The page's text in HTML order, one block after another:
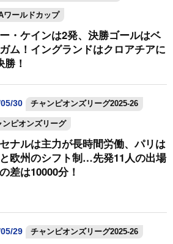
ワールドカップ
・ケインは2発、決勝ゴールはベ
ム！イングランドはクロアチアに
！
30 チャンピオンズリーグ2025-26
ンピオンズリーグ
ナルは主力が長時間労働、パリは
欧州のシフト制…先発11人の出場
差は10000分！
29 チャンピオンズリーグ2025-26